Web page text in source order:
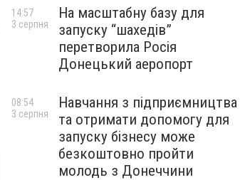
На масштабну базу для
запуску “шахедів”
перетворила Росія
Донецький аеропорт
14:57
3 серпня
Навчання з підприємництва
та отримати допомогу для
запуску бізнесу може
безкоштовно пройти
молодь з Донеччини
08:54
3 серпня